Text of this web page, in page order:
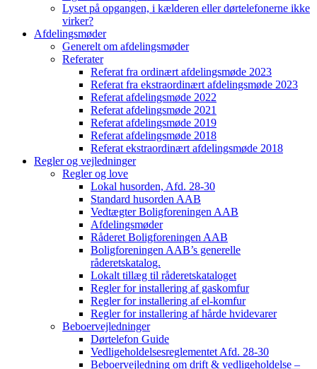
Lyset på opgangen, i kælderen eller dørtelefonerne ikke
virker?
Afdelingsmøder
Generelt om afdelingsmøder
Referater
Referat fra ordinært afdelingsmøde 2023
Referat fra ekstraordinært afdelingsmøde 2023
Referat afdelingsmøde 2022
Referat afdelingsmøde 2021
Referat afdelingsmøde 2019
Referat afdelingsmøde 2018
Referat ekstraordinært afdelingsmøde 2018
Regler og vejledninger
Regler og love
Lokal husorden, Afd. 28-30
Standard husorden AAB
Vedtægter Boligforeningen AAB
Afdelingsmøder
Råderet Boligforeningen AAB
Boligforeningen AAB’s generelle
råderetskatalog.
Lokalt tillæg til råderetskataloget
Regler for installering af gaskomfur
Regler for installering af el-komfur
Regler for installering af hårde hvidevarer
Beboervejledninger
Dørtelefon Guide
Vedligeholdelsesreglementet Afd. 28-30
Beboervejledning om drift & vedligeholdelse –